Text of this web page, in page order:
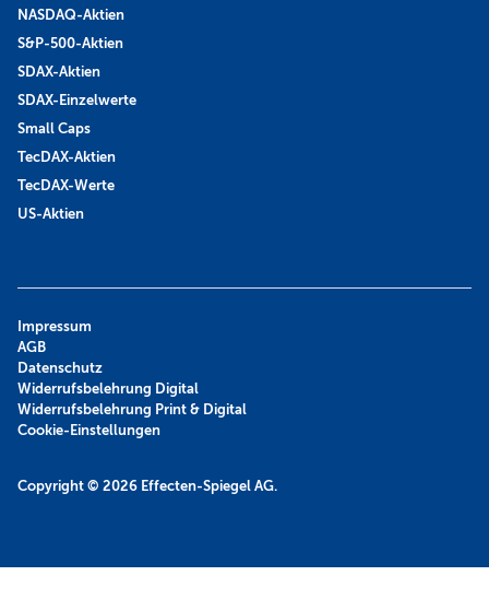
NASDAQ-Aktien
S&P-500-Aktien
SDAX-Aktien
SDAX-Einzelwerte
Small Caps
TecDAX-Aktien
TecDAX-Werte
US-Aktien
Copyright © 2026 Effecten-Spiegel AG.
Impressum
AGB
Datenschutz
Widerrufsbelehrung Digital
Widerrufsbelehrung Print & Digital
Cookie-Einstellungen